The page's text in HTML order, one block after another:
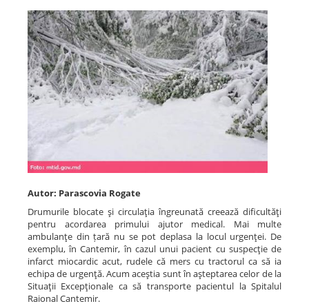
Centrul PAS
Școala E-Sănătate
SanoTeca
Autor: Parascovia Rogate
Drumurile blocate şi circulaţia îngreunată creează dificultăţi
pentru acordarea primului ajutor medical. Mai multe
ambulanţe din țară nu se pot deplasa la locul urgenţei. De
exemplu, în Cantemir, în cazul unui pacient cu suspecţie de
infarct miocardic acut, rudele că mers cu tractorul ca să ia
echipa de urgenţă. Acum aceştia sunt în aşteptarea celor de la
Situaţii Excepţionale ca să transporte pacientul la Spitalul
Raional Cantemir.